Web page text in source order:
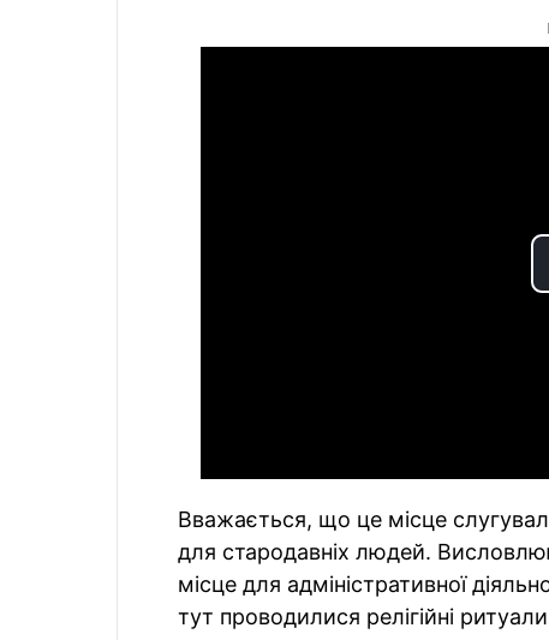
Вважається, що це місце
для стародавніх людей.
місце для адміністративної
тут проводилися релігійні